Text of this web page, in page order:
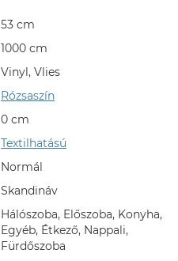
53 cm
1000 cm
Vinyl, Vlies
Rózsaszín
0 cm
Textilhatású
Normál
Skandináv
Hálószoba, Előszoba, Konyha,
Egyéb, Étkező, Nappali,
Fürdőszoba